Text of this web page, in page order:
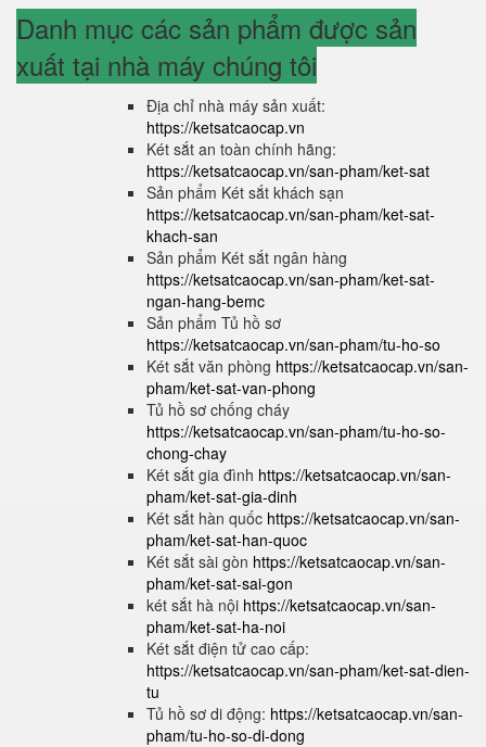
Danh mục các sản phẩm được sản
xuất tại nhà máy chúng tôi
Địa chỉ nhà máy sản xuất:
https://ketsatcaocap.vn
Két sắt an toàn chính hãng:
https://ketsatcaocap.vn/san-pham/ket-sat
Sản phẩm Két sắt khách sạn
https://ketsatcaocap.vn/san-pham/ket-sat-
khach-san
Sản phẩm Két sắt ngân hàng
https://ketsatcaocap.vn/san-pham/ket-sat-
ngan-hang-bemc
Sản phẩm Tủ hồ sơ
https://ketsatcaocap.vn/san-pham/tu-ho-so
Két sắt văn phòng https://ketsatcaocap.vn/san-
pham/ket-sat-van-phong
Tủ hồ sơ chống cháy
https://ketsatcaocap.vn/san-pham/tu-ho-so-
chong-chay
Két sắt gia đình https://ketsatcaocap.vn/san-
pham/ket-sat-gia-dinh
Két sắt hàn quốc https://ketsatcaocap.vn/san-
pham/ket-sat-han-quoc
Két sắt sài gòn https://ketsatcaocap.vn/san-
pham/ket-sat-sai-gon
két sắt hà nội https://ketsatcaocap.vn/san-
pham/ket-sat-ha-noi
Két sắt điện tử cao cấp:
https://ketsatcaocap.vn/san-pham/ket-sat-dien-
tu
Tủ hồ sơ di động: https://ketsatcaocap.vn/san-
pham/tu-ho-so-di-dong